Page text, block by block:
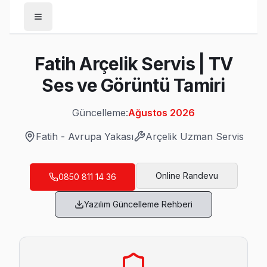
/Fatih
Arçelik
Son Güncelleme:Ağustos 2026
Fatih'da Mahalle Mahalle Arçelik TV Servis
Aksaray Arçelik Servis
Fatih Arçelik Servis | TV
Ses ve Görüntü Tamiri
Güncelleme:Ağustos 2026
Fatih - Avrupa Yakası ArçelikUzman Servis
0850 811 14 36 Online Randevu
Yazılım Güncelleme Rehberi